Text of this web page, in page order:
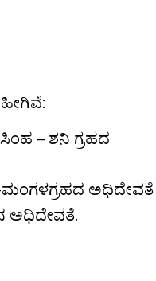
– ಶನಿ ಗ್ರಹದ
-ಮಂಗಳಗ್ರಹದ ಅಧಿದೇವತೆ
ಅಧಿದೇವತೆ.